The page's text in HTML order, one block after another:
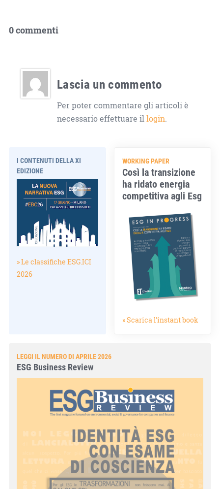
0 commenti
Lascia un commento
Per poter commentare gli articoli è
necessario effettuare illogin.
I CONTENUTI DELLA XI
EDIZIONE
» Le classifiche ESG.ICI
2026
WORKING PAPER
Così la transizione
ha ridato energia
competitiva agli Esg
» Scarica l'instant book
LEGGI IL NUMERO DI APRILE 2026
ESG Business Review